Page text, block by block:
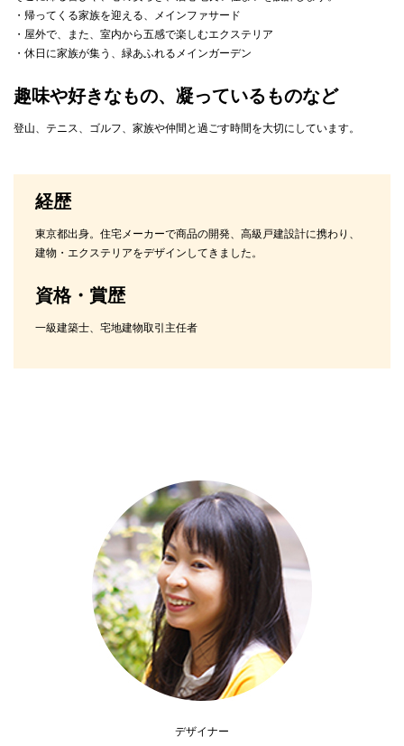
・帰ってくる家族を迎える、メインファサード
・屋外で、また、室内から五感で楽しむエクステリア
・休日に家族が集う、緑あふれるメインガーデン
趣味や好きなもの、凝っているものなど
登山、テニス、ゴルフ、家族や仲間と過ごす時間を大切にしています。
経歴
東京都出身。住宅メーカーで商品の開発、高級戸建設計に携わり、
建物・エクステリアをデザインしてきました。
資格・賞歴
一級建築士、宅地建物取引主任者
デザイナー